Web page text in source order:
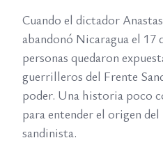
Cuando el dictador
abandonó Nicaragua el 17
personas quedaron
guerrilleros del Frente
poder. Una historia poco
para entender el origen
sandinista.